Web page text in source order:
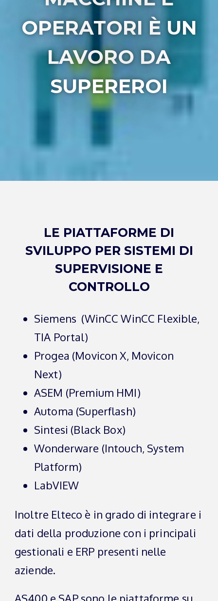
OPERATORI È UN
LAVORO DA
SUPEREROI
LE PIATTAFORME DI
SVILUPPO PER SISTEMI DI
SUPERVISIONE E
CONTROLLO
Siemens (WinCC WinCC Flexible,
TIA Portal)
Progea (Movicon X, Movicon
Next)
ASEM (Premium HMI)
Automa (Superflash)
Sintesi (Black Box)
Wonderware (Intouch, System
Platform)
LabVIEW
Inoltre Elteco è in grado di integrare i
dati della produzione con i principali
gestionali e ERP presenti nelle
aziende.
AS400 e SAP sono le piattaforme su